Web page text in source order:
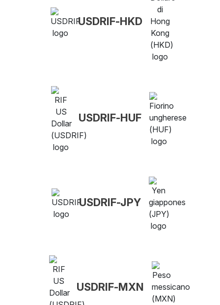
USDRIF-HKD
USDRIF-HUF
USDRIF-JPY
USDRIF-MXN